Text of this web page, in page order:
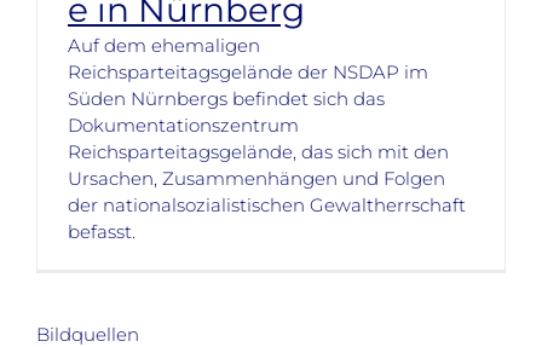
e in Nürnberg
Auf dem ehemaligen
Reichsparteitagsgelände der NSDAP im
Süden Nürnbergs befindet sich das
Dokumentationszentrum
Reichsparteitagsgelände, das sich mit den
Ursachen, Zusammenhängen und Folgen
der nationalsozialistischen Gewaltherrschaft
befasst.
Bildquellen